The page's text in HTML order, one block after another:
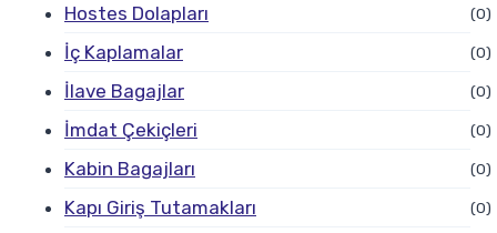
Hostes Dolapları (0)
İç Kaplamalar (0)
İlave Bagajlar (0)
İmdat Çekiçleri (0)
Kabin Bagajları (0)
Kapı Giriş Tutamakları (0)